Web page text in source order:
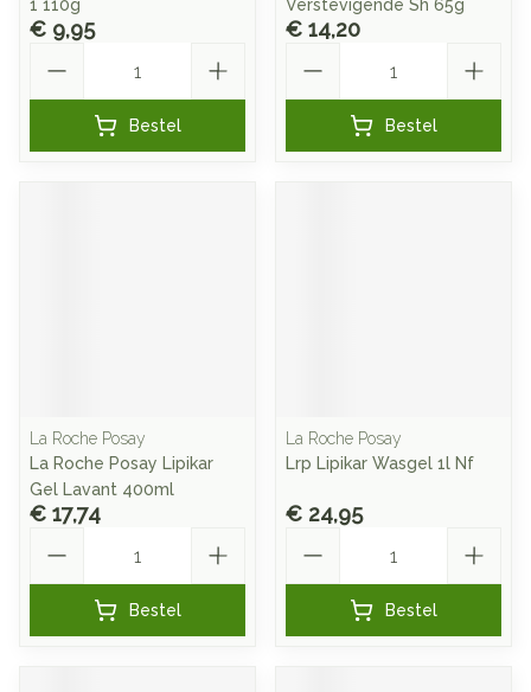
1 110g
€ 9,95
Bestel
Verstevigende Sh 65g
€ 14,20
Bestel
La Roche Posay
La Roche Posay Lipikar
Gel Lavant 400ml
€ 17,74
Bestel
La Roche Posay
Lrp Lipikar Wasgel 1l Nf
€ 24,95
Bestel